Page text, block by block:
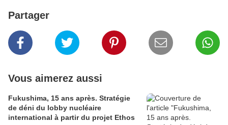
Partager
Vous aimerez aussi
Fukushima, 15 ans après. Stratégie
de déni du lobby nucléaire
international à partir du projet Ethos